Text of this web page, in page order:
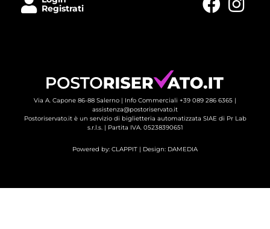
Registrati
Via A. Capone 86-88 Salerno | Info Commerciali +39 089 286 6365 |
assistenza@postoriservato.it
Postoriservato.it è un servizio di biglietteria automatizzata SIAE di Pr Lab
s.r.l.s. | Partita IVA. 05238390651
Powered by: CLAPPIT | Design: DAMEDIA